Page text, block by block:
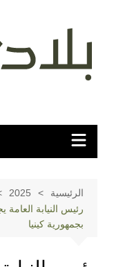
المحتوى
الرئيسية 2025
رئيس النيابة
بجمهورية كينيا